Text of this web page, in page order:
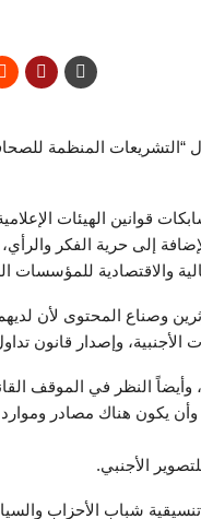
المنظمة
قوانين الهيئات
إلى حرية الفكر
والاقتصادية للمؤسسات
المحتوى لأن لديهم
وإصدار قانون
النظر في الموقف
يكون هناك مصادر
الأجنبي.
شباب الأحزاب